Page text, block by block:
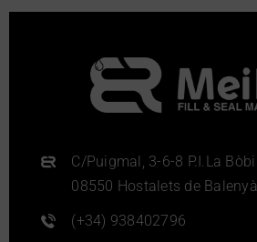
C/Puigmal, 3-6-8 P.I.La
08550 Hostalets de Balenyà
(+34) 938402796